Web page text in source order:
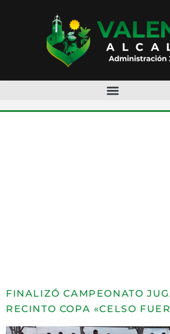
FINALIZÓ CAMPEONATO
RECINTO COPA «CELSO